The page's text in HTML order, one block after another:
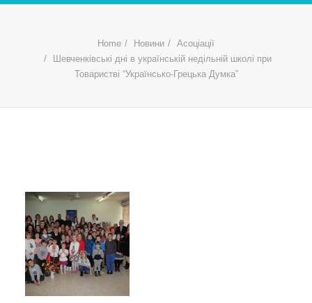
Home Новини
Асоціації
Шевченківські дні в українській недільній школі при
Товаристві “Українсько-Грецька Думка”